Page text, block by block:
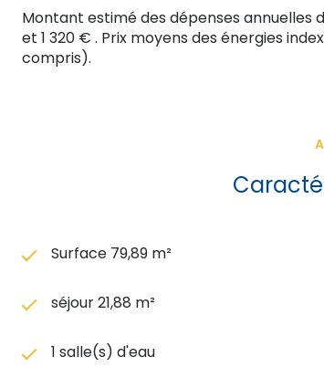
Les informations sur les risques
Montant estimé des dépenses
et 1 320 € . Prix moyens des énergies
compris).
Surface 79,89 m²
séjour 21,88 m²
1 salle(s) d'eau